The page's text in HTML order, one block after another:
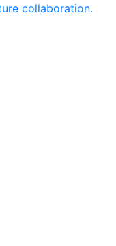
collaboration.